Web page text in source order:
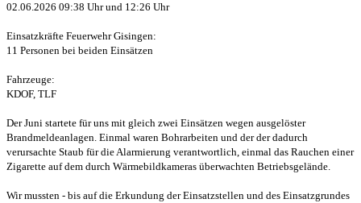
02.06.2026 09:38 Uhr und 12:26 Uhr
Einsatzkräfte Feuerwehr Gisingen:
11 Personen bei beiden Einsätzen
Fahrzeuge:
KDOF, TLF
Der Juni startete für uns mit gleich zwei Einsätzen wegen ausgelöster
Brandmeldeanlagen. Einmal waren Bohrarbeiten und der der dadurch
verursachte Staub für die Alarmierung verantwortlich, einmal das Rauchen einer
Zigarette auf dem durch Wärmebildkameras überwachten Betriebsgelände.
Wir mussten - bis auf die Erkundung der Einsatzstellen und des Einsatzgrundes